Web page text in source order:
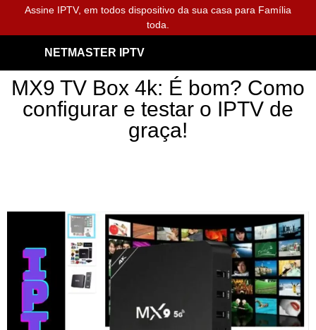
Assine IPTV, em todos dispositivo da sua casa para Família
toda.
NETMASTER IPTV
MX9 TV Box 4k: É bom? Como
configurar e testar o IPTV de
graça!